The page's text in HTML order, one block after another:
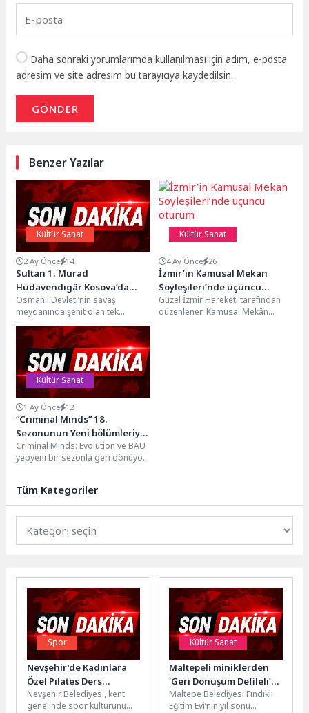
Daha sonraki yorumlarımda kullanılması için adım, e-posta
adresim ve site adresim bu tarayıcıya kaydedilsin.
GÖNDER
Benzer Yazılar
Kültür Sanat
2 Ay Önce 14
Sultan 1. Murad
Hüdavendigâr Kosova’da
Dualarla Anıldı
Osmanlı Devleti’nin savaş
meydanında şehit olan tek
padişahı olan Sultan 1. Murad
Hüdavendigâr Han, vefatının...
Kültür Sanat
4 Ay Önce 26
İzmir’in Kamusal Mekan
Söyleşileri’nde üçüncü
oturum
Güzel İzmir Hareketi tarafından
düzenlenen Kamusal Mekân
Kültür Sanat
1 Ay Önce 12
“Criminal Minds” 18.
Sezonunun Yeni bölümleriyle
Temmuz Ayı Boyunca
Perşembe Günleri 21.30’da FX
Buluşmaya Devam Ediyor!
Criminal Minds: Evolution ve BAU
yepyeni bir sezonla geri dönüyor.
Tüm Kategoriler
Spor
Nevşehir’de Kadınlara
Özel Pilates Ders
Kayıtları Başladı
Nevşehir Belediyesi, kent
genelinde spor kültürünü
Kültür Sanat
Maltepeli miniklerden
‘Geri Dönüşüm Defileli’
yıl sonu kutlaması
Maltepe Belediyesi Fındıklı
Eğitim Evi’nin yıl sonu